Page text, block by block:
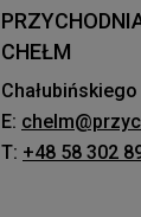
CHEŁM
E:
T: +48 58 302